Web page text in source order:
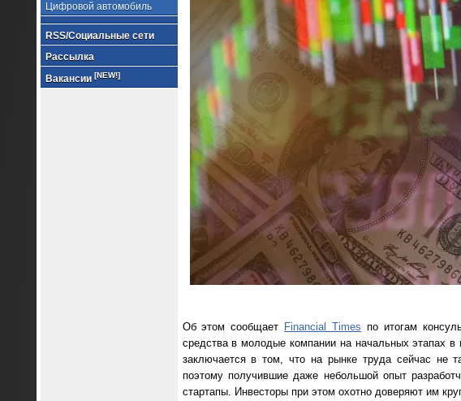
Цифровой автомобиль
RSS/Социальные сети
Рассылка
Вакансии [NEW!]
Об этом сообщает Financial Times по итогам
средства в молодые компании на начальных этапах
заключается в том, что на рынке труда сейчас не
поэтому получившие даже небольшой опыт
стартапы. Инвесторы при этом охотно доверяют им